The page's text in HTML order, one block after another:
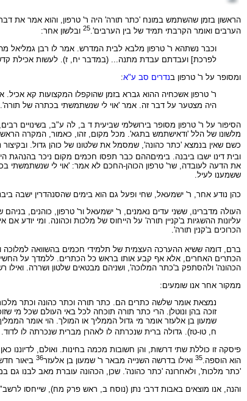
הראשון בזמן שהשתמש במונח 'כתר תורה' היה ר' טרפון, והוא אמר את
הערבים ואומר הקרבתי תמיד של בין הערבים'.25 ובלשון אחר:
וכבר נשתהא ר' טרפון מלבא לבית המדרש. אמר לו רבן גמליאל
לפרכת] ועבדתם עבדת מתנה... (במדבר יח, ז). לעשות אכילת
ומסופר על ר' טרפון בנדרים סב ע"א:
ר' טרפון אשכחיה ההוא גברא בזמן שהוקפלו המקצועות קא אכיל.
היה מצטער על דבר זה. אמר 'אוי לי שנשתמשתי בכתרה של תורה'.
הסיפור על ר' טרפון מסופר בירושלמי שביעית ד ב, לה ע"ב, בשינויים
מלשונו של הלל 'ודאישתמש בתגא'. מכל מקום, זהו, כאמור, המקרה
כשם שאין בנמצא 'כתר כהונה', שמסמל את שלטונו של כוהן גדול.
ובית דינו ישבו ביבנה. בימיםההם כבר תפסו חכמים מקום ניכר בהנהגת
את הדעה לעובדה, שר' טרפון הכוהן-החכם לא אמר: 'אוי לי שנשתמשתי
ששמענו לעיל.
כהן נודע אחר, ר' ישמעאל, שחי ופעל גם הוא בימים שהסנהדרין ישבה
העולה מדברינו, ששני עדים נאמנים, ר' ישמעאל ור' טרפון, כוהנים,
עליונות ההשגיות ב'קניין תורה' על הייחוס של מלכות וכהונה. ומי יודע
הכרוכים ב'קנין תורה'.
ברם, דומה ששיא ההערכה העצמית של תלמידי חכמים בהשוואה למלוכה
הכתרים האחרים, אלא אף קבע אותו בראש כל הכתרים. ללמדך על
הכהונה' ולהסתפק ב'כתר המלוכה', ושניהם מבטאים שלטון ושררה. ואילו
ממקור אחר אנו שומעים:
נמצאת אומר שלשה כתרים הם. כתר תורה וכתר כהונה וכתר
זוכה בהן ונוטלן. הרי כתר תורה תוכחה לכל באי העולם שכל מי
שמעון בן אלעזר אומר מי גדול הממליך או המולך. הוי אומר
ח, טו-טז). גדולה ברית שנכרתה לו לאהרן מברית שנכרתה לו לדוד.
פיסקה זו כוללת שתי דרשות, והן חשובות מכמה בחינות. ואולם,
הוא הוספה.35 ואילו בדרשה השנייה מבאר ר' שמעון בן אלעזר36 ביאור
'כתר מלכות', ולאחרונה 'כתר כהונה'. שכן, הכהונה עוברת מאב לבנו גם
והנה, אנו מוצאים באבות דרבי נתן (נוסח ב, ראש פרק מח), שייחסו